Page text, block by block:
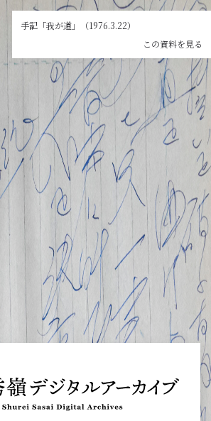
手記「我が道」（1976.3.22）
この資料を見る